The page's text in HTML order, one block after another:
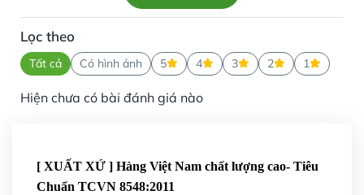
Lọc theo
Tất cả Có hình ảnh 5 4 3 2 1
Hiện chưa có bài đánh giá nào
[ XUẤT XỨ ] Hàng Việt Nam chất lượng cao- Tiêu
Chuẩn TCVN 8548:2011